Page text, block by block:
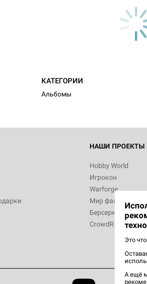
КАТЕГОРИИ
Альбомы
НАШИ ПРОЕКТЫ
Hobby World
Игрокон
Warforge
Мир фантастики
Берсерк
CrowdRepublic
Это
А ещё